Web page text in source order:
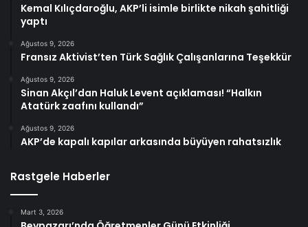
Kemal Kılıçdaroğlu, AKP’li isimle birlikte nikah şahitliği
yaptı
Ağustos 9, 2026
Fransız Aktivist’ten Türk Sağlık Çalışanlarına Teşekkür
Ağustos 9, 2026
Sinan Akçıl’dan Haluk Levent açıklaması! “Halkın
Atatürk zaafını kullandı”
Ağustos 9, 2026
AKP’de kapalı kapılar arkasında büyüyen rahatsızlık
Rastgele Haberler
Mart 3, 2026